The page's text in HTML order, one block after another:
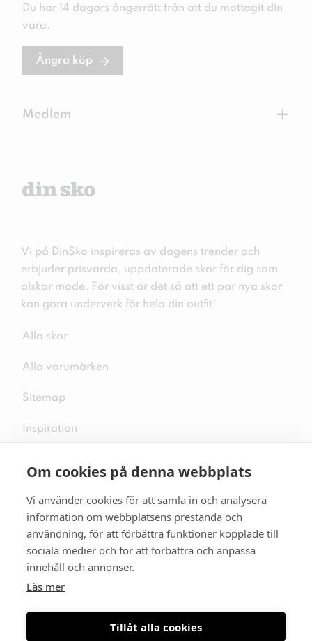
Om cookies på denna webbplats
Vi använder cookies för att samla in och analysera
information om webbplatsens prestanda och
användning, för att förbättra funktioner kopplade till
sociala medier och för att förbättra och anpassa
innehåll och annonser.
Läs mer
Tillåt alla cookies
Du har 14 dagars ångerrätt från att du mottagit din
vara.
Ångra köp
Medlem +
Vi på DinSko inspireras av dagens trender och
erbjuder prisvärda, uppdaterade skor för dig som
älskar mode. För visst är det så att ett par nya skor
kan göra underverk för hela din outfit!
Alla skor
Alla varumärken
Sitemap
Inspiration
Följ oss på sociala medier
Se mer skor: skopunkten.se